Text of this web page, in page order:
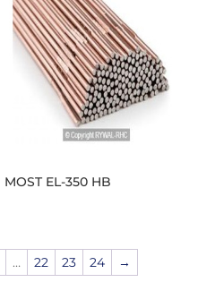
MOST EL-350 HB
… 22 23 24 →